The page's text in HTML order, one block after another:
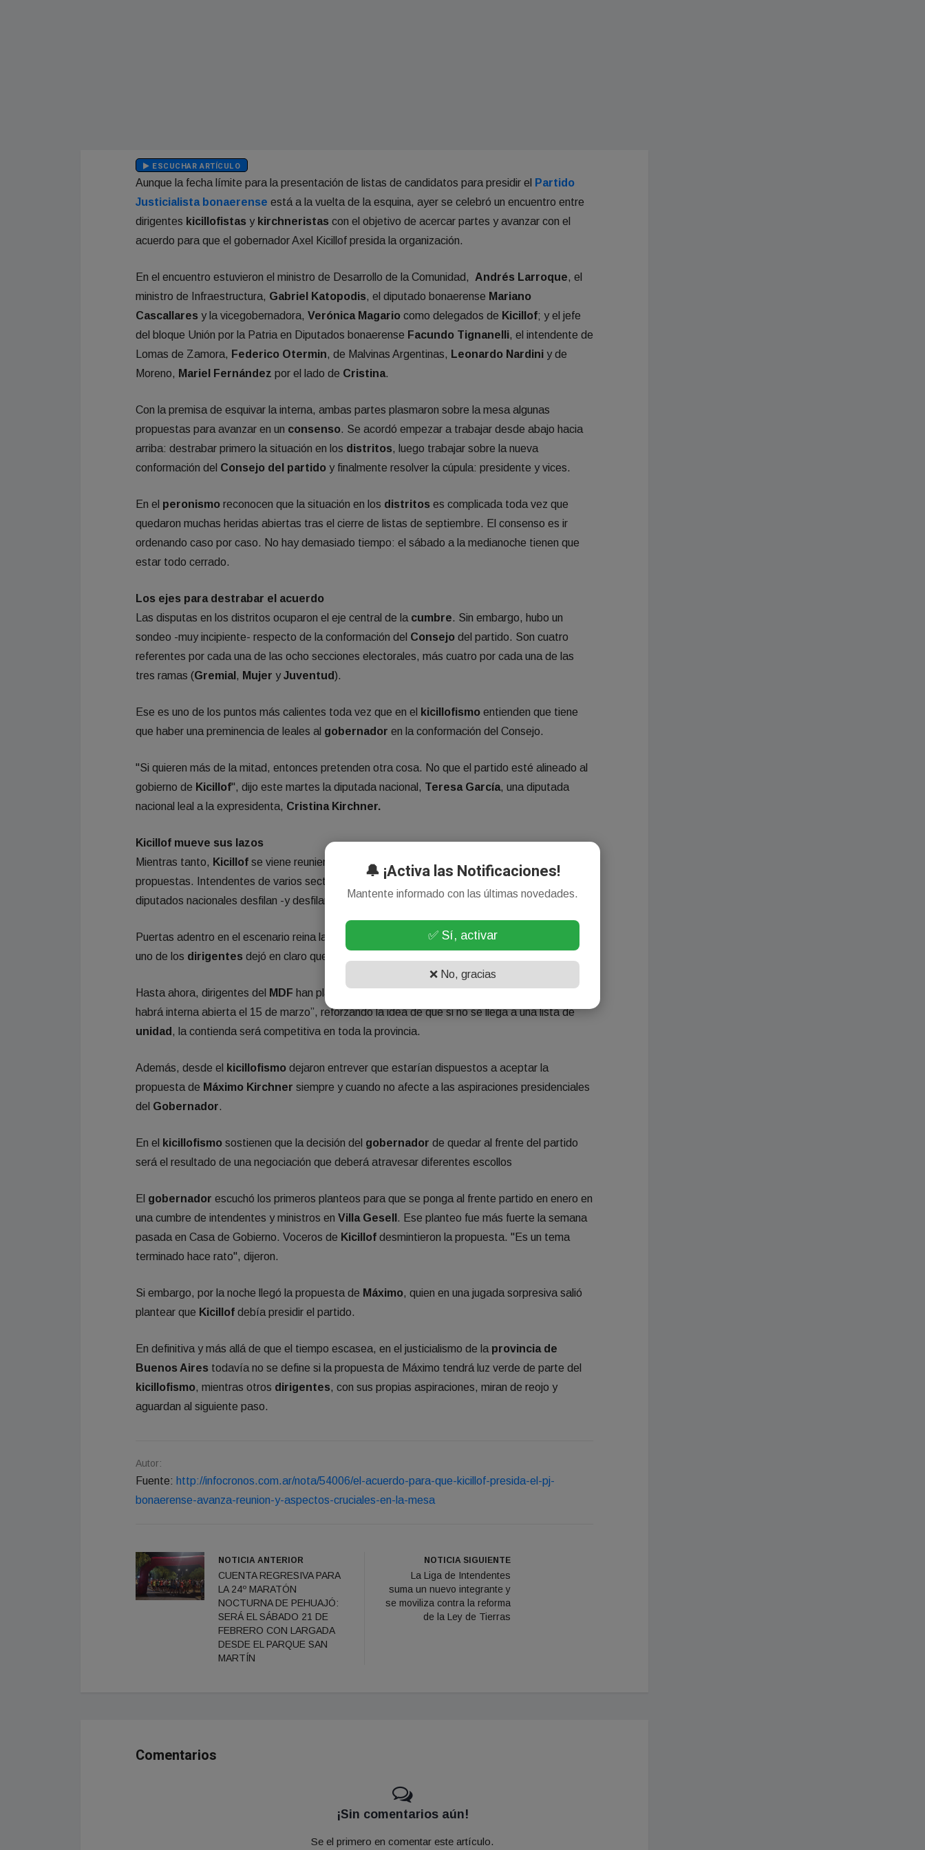
ESCUCHAR ARTÍCULO
Aunque la fecha límite para la presentación de listas de candidatos para presidir el
Partido
Justicialista bonaerense está a la vuelta de la esquina, ayer se celebró un encuentro entre
dirigentes kicillofistas y kirchneristas con el objetivo de acercar partes y avanzar con el
acuerdo para que el gobernador Axel Kicillof presida la organización.
En el encuentro estuvieron el ministro de Desarrollo de la Comunidad, Andrés Larroque, el
ministro de Infraestructura, Gabriel Katopodis, el diputado bonaerense Mariano
Cascallares y la vicegobernadora, Verónica Magario como delegados de Kicillof; y el jefe
del bloque Unión por la Patria en Diputados bonaerense Facundo Tignanelli, el intendente de
Lomas de Zamora, Federico Otermin, de Malvinas Argentinas, Leonardo Nardini y de
Moreno, Mariel Fernández por el lado de Cristina.
Con la premisa de esquivar la interna, ambas partes plasmaron sobre la mesa algunas
propuestas para avanzar en un consenso. Se acordó empezar a trabajar desde abajo hacia
arriba: destrabar primero la situación en los distritos, luego trabajar sobre la nueva
conformación del Consejo del partido y finalmente resolver la cúpula: presidente y vices.
En el peronismo reconocen que la situación en los distritos es complicada toda vez que
quedaron muchas heridas abiertas tras el cierre de listas de septiembre. El consenso es ir
ordenando caso por caso. No hay demasiado tiempo: el sábado a la medianoche tienen que
estar todo cerrado.
Los ejes para destrabar el acuerdo
Las disputas en los distritos ocuparon el eje central de la cumbre. Sin embargo, hubo un
sondeo -muy incipiente- respecto de la conformación del Consejo del partido. Son cuatro
referentes por cada una de las ocho secciones electorales, más cuatro por cada una de las
tres ramas (Gremial , Mujer yJuventud).
Ese es uno de los puntos más calientes toda vez que en el kicillofismo entienden que tiene
que haber una preminencia de leales al gobernador en la conformación del Consejo.
"Si quieren más de la mitad, entonces pretenden otra cosa. No que el partido esté alineado al
gobierno de Kicillof", dijo este martes la diputada nacional, Teresa García, una diputada
nacional leal a la expresidenta, Cristina Kirchner.
Kicillof mueve sus lazos
Mientras tanto, Kicillof se viene reuniendo con distintos sectores de quienes escucha
propuestas. Intendentes de varios sectores del
peronismo
diputados nacionales desfilan -y desfilarán- porCasa de Gobierno.
Puertas adentro en el escenario reina la incertidumbre y es que en la última de estas reuniones,
uno de los dirigentes dejó en claro que en los municipios “posiblemente haya interna”.
Hasta ahora, dirigentes del MDF han planteado un ultimátum claro: “o
habrá interna abierta el 15 de marzo”, reforzando la idea de que si no se llega a una lista de
unidad , la contienda será competitiva en toda la provincia.
Además, desde el kicillofismo dejaron entrever que estarían dispuestos a aceptar la
propuesta de Máximo Kirchner siempre y cuando no afecte a las aspiraciones presidenciales
del Gobernador.
En el kicillofismo sostienen que la decisión del gobernador de quedar al frente del partido
será el resultado de una negociación que deberá atravesar diferentes escollos
El gobernador escuchó los primeros planteos para que se ponga al frente partido en enero en
una cumbre de intendentes y ministros en Villa Gesell . Ese planteo fue más fuerte la semana
pasada en Casa de Gobierno. Voceros de Kicillof desmintieron la propuesta. "Es un tema
terminado hace rato", dijeron.
Si embargo, por la noche llegó la propuesta de Máximo, quien en una jugada sorpresiva salió
plantear que Kicillof debía presidir el partido.
En definitiva y más allá de que el tiempo escasea, en el justicialismo de la provincia de
Buenos Aires todavía no se define si la propuesta de Máximo tendrá luz verde de parte del
kicillofismo, mientras otros dirigentes, con sus propias aspiraciones, miran de reojo y
aguardan al siguiente paso.
Autor:
Fuente: http://infocronos.com.ar/nota/54006/el-acuerdo-para-que-kicillof-presida-el-pj-
bonaerense-avanza-reunion-y-aspectos-cruciales-en-la-mesa
NOTICIA ANTERIOR
CUENTA REGRESIVA PARA
LA 24º MARATÓN
NOCTURNA DE PEHUAJÓ:
SERÁ EL SÁBADO 21 DE
FEBRERO CON LARGADA
DESDE EL PARQUE SAN
MARTÍN
NOTICIA SIGUIENTE
La Liga de Intendentes
suma un nuevo integrante y
se moviliza contra la reforma
de la Ley de Tierras
Comentarios
¡Sin comentarios aún!
Se el primero en comentar este artículo.
🔔 ¡Activa las Notificaciones!
Mantente informado con las últimas novedades.
✅ Sí, activar
❌ No, gracias